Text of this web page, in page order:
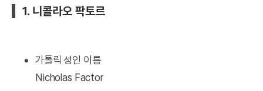
1. 니콜라오 팍토르
가톨릭 성인 이름
Nicholas Factor